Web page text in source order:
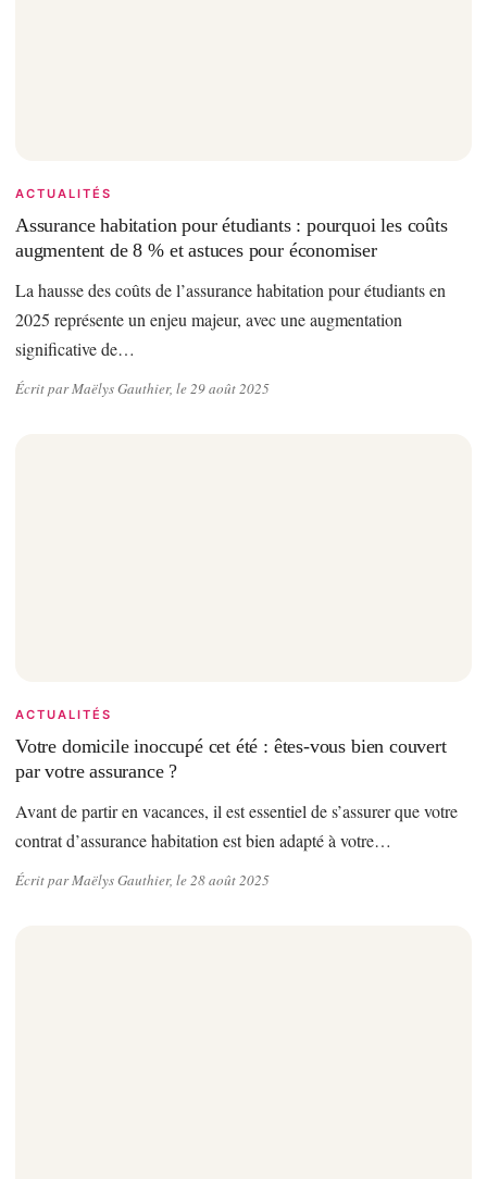
ACTUALITÉS
Assurance habitation pour étudiants : pourquoi les coûts
augmentent de 8 % et astuces pour économiser
La hausse des coûts de l’assurance habitation pour étudiants en
2025 représente un enjeu majeur, avec une augmentation
significative de…
Écrit par Maëlys Gauthier, le 29 août 2025
ACTUALITÉS
Votre domicile inoccupé cet été : êtes-vous bien couvert
par votre assurance ?
Avant de partir en vacances, il est essentiel de s’assurer que votre
contrat d’assurance habitation est bien adapté à votre…
Écrit par Maëlys Gauthier, le 28 août 2025